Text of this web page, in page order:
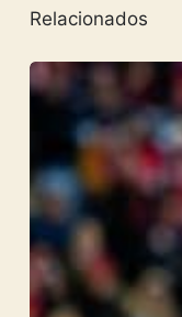
Relacionados